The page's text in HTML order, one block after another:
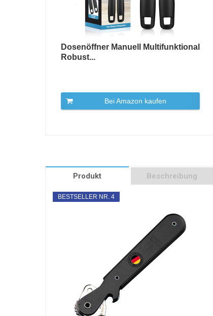
Dosenöffner Manuell Multifunktional
Robust...
Bei Amazon kaufen
Produkt Beschreibung
BESTSELLER NR. 4